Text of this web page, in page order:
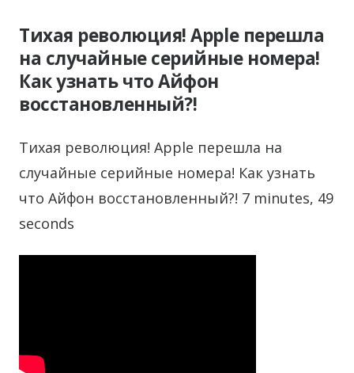
Тихая революция! Apple перешла
на случайные серийные номера!
Как узнать что Айфон
восстановленный?!
Тихая революция! Apple перешла на
случайные серийные номера! Как узнать
что Айфон восстановленный?! 7 minutes, 49
seconds